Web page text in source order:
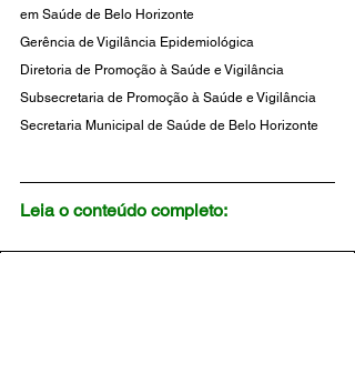
em Saúde de Belo Horizonte
Gerência de Vigilância Epidemiológica
Diretoria de Promoção à Saúde e Vigilância
Subsecretaria de Promoção à Saúde e Vigilância
Secretaria Municipal de Saúde de Belo Horizonte
Leia o conteúdo completo: